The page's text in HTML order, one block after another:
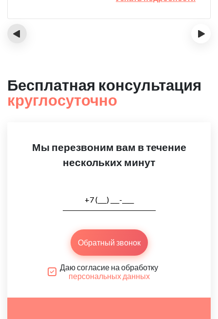
‹ ›
Бесплатная консультация
круглосуточно
Мы перезвоним вам в течение
нескольких минут
Обратный звонок
Даю согласие на обработку
персональных данных